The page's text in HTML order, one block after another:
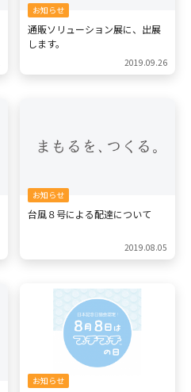
お知らせ
通販ソリューション展に、出展
します。
2019.09.26
お知らせ
台風８号による配達について
2019.08.05
お知らせ